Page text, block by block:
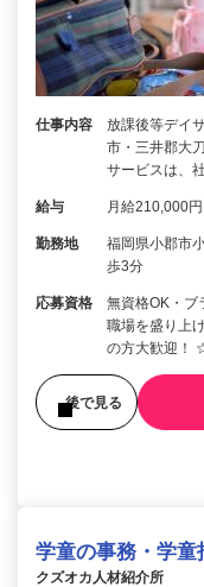
仕事内容
放課後等デイ
市・三井郡大
サービスは、
給与 月給210,000
勤務地
福岡県小郡市
歩3分
応募資格
無資格OK・
職場を盛り上
の方大歓迎！
後で見る
学童の事務・学童
クズオカ人材紹介所